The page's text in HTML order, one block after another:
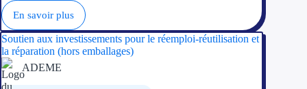
En savoir plus
Soutien aux investissements pour le réemploi-réutilisation et
la réparation (hors emballages)
ADEME